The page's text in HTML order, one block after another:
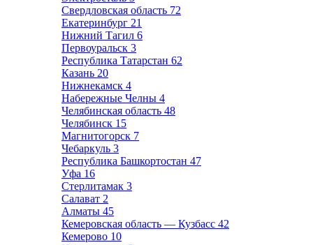
Свердловская область 72
Екатеринбург 21
Нижний Тагил 6
Первоуральск 3
Республика Татарстан 62
Казань 20
Нижнекамск 4
Набережные Челны 4
Челябинская область 48
Челябинск 15
Магнитогорск 7
Чебаркуль 3
Республика Башкортостан 47
Уфа 16
Стерлитамак 3
Салават 2
Алматы 45
Кемеровская область — Кузбасс 42
Кемерово 10